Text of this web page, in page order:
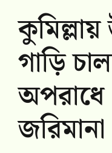
গাড়ি
জরিমানা